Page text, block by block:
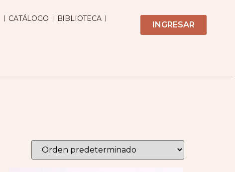
CATÁLOGO
BIBLIOTECA
INGRESAR